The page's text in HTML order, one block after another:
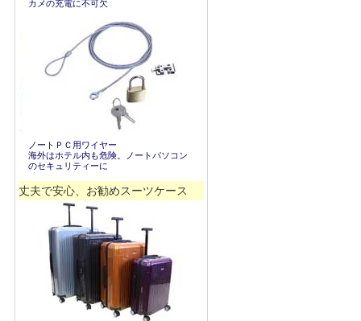
カメの充電に不可欠
ノートＰＣ用ワイヤー
海外はホテル内も危険。ノートパソコン
のセキュリティーに
丈夫で安心、お勧めスーツケース